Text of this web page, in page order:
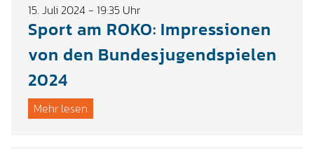
15. Juli 2024 - 19:35 Uhr
Sport am ROKO: Impressionen
von den Bundesjugendspielen
2024
Mehr lesen